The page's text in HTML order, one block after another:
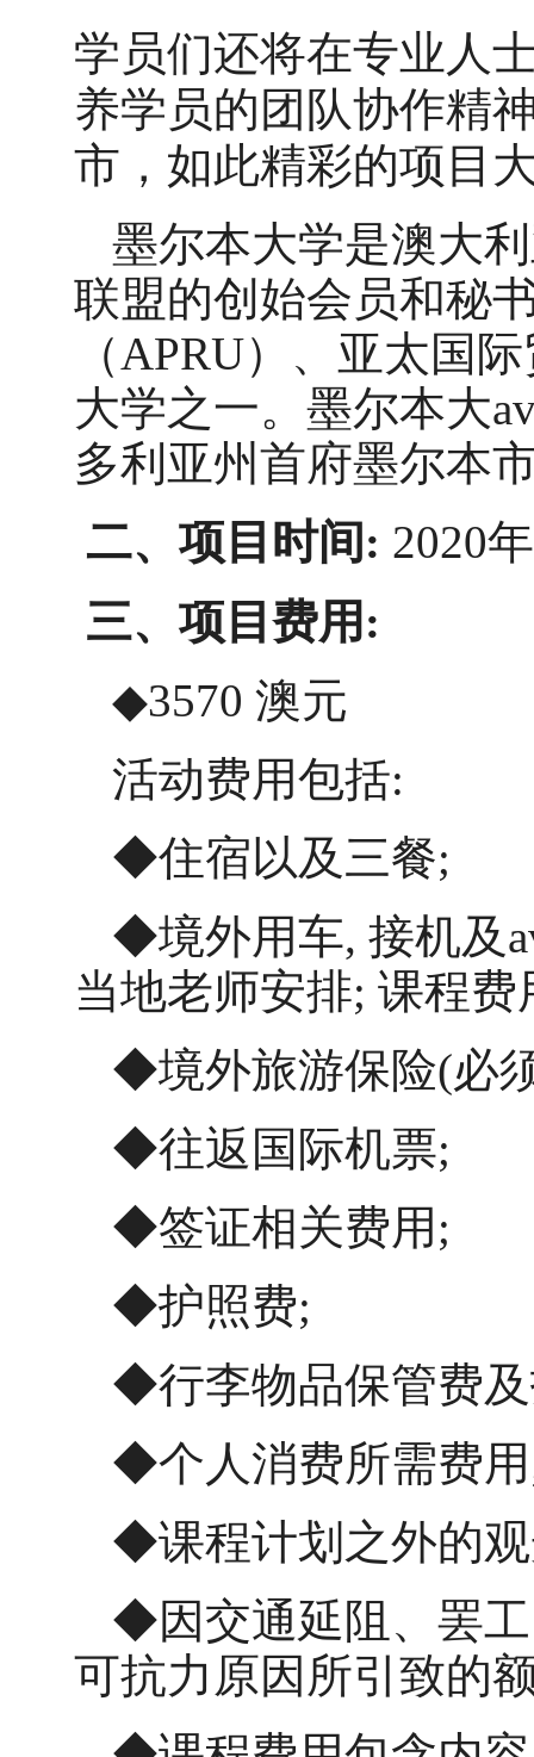
学员们还将在专业人
养学员的团队协作精
市，如此精彩的项目
墨尔本大学是澳大
联盟的创始会员和秘
（APRU）、亚太国
大学之一。墨尔本大
多利亚州首府墨尔本
二、项目时间 : 2020年
三、项目费用 :
◆3570 澳元
活动费用包括:
◆住宿以及三餐;
◆境外用车, 接机及
当地老师安排; 课程费
◆境外旅游保险(必
◆往返国际机票;
◆签证相关费用 ;
◆护照费;
◆行李物品保管费
◆个人消费所需费用
◆课程计划之外的
◆因交通延阻、罢
可抗力原因所引致的